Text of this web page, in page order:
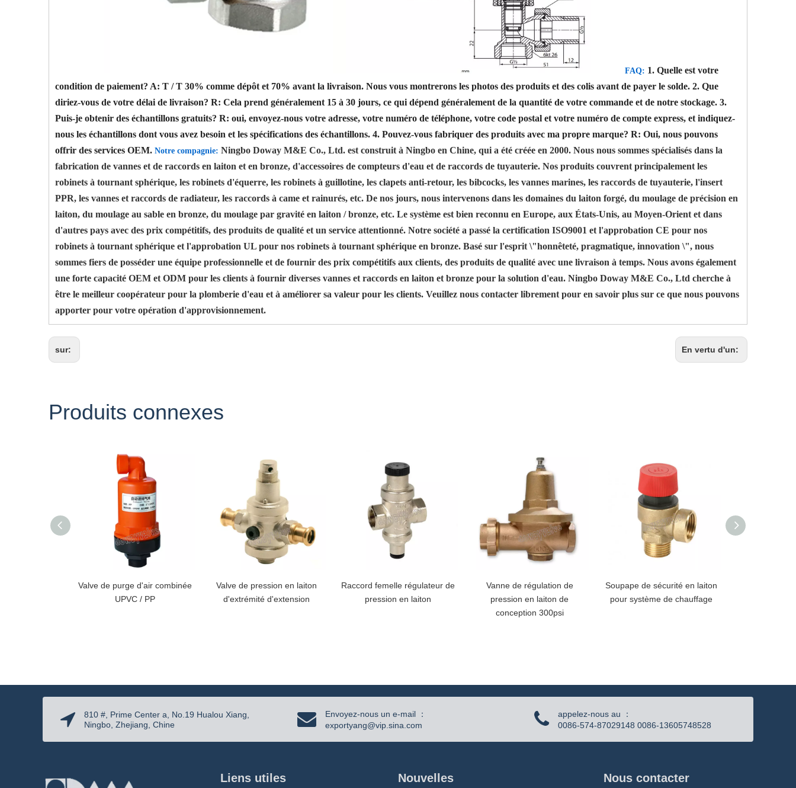
FAQ: 1. Quelle est votre
condition de paiement? A: T / T 30% comme dépôt et 70% avant la livraison. Nous vous montrerons les photos des produits et des colis avant de payer le solde. 2. Que
diriez-vous de votre délai de livraison? R: Cela prend généralement 15 à 30 jours, ce qui dépend généralement de la quantité de votre commande et de notre stockage. 3.
Puis-je obtenir des échantillons gratuits? R: oui, envoyez-nous votre adresse, votre numéro de téléphone, votre code postal et votre numéro de compte express, et indiquez-
nous les échantillons dont vous avez besoin et les spécifications des échantillons. 4. Pouvez-vous fabriquer des produits avec ma propre marque? R: Oui, nous pouvons
offrir des services OEM. Notre compagnie: Ningbo Doway M&E Co., Ltd. est construit à Ningbo en Chine, qui a été créée en 2000. Nous nous sommes spécialisés dans la
fabrication de vannes et de raccords en laiton et en bronze, d'accessoires de compteurs d'eau et de raccords de tuyauterie. Nos produits couvrent principalement les
robinets à tournant sphérique, les robinets d'équerre, les robinets à guillotine, les clapets anti-retour, les bibcocks, les vannes marines, les raccords de tuyauterie, l'insert
PPR, les vannes et raccords de radiateur, les raccords à came et rainurés, etc. De nos jours, nous intervenons dans les domaines du laiton forgé, du moulage de précision en
laiton, du moulage au sable en bronze, du moulage par gravité en laiton / bronze, etc. Le système est bien reconnu en Europe, aux États-Unis, au Moyen-Orient et dans
d'autres pays avec des prix compétitifs, des produits de qualité et un service attentionné. Notre société a passé la certification ISO9001 et l'approbation CE pour nos
robinets à tournant sphérique et l'approbation UL pour nos robinets à tournant sphérique en bronze. Basé sur l'esprit \"honnêteté, pragmatique, innovation \", nous
sommes fiers de posséder une équipe professionnelle et de fournir des prix compétitifs aux clients, des produits de qualité avec une livraison à temps. Nous avons également
une forte capacité OEM et ODM pour les clients à fournir diverses vannes et raccords en laiton et bronze pour la solution d'eau. Ningbo Doway M&E Co., Ltd cherche à
être le meilleur coopérateur pour la plomberie d'eau et à améliorer sa valeur pour les clients. Veuillez nous contacter librement pour en savoir plus sur ce que nous pouvons
apporter pour votre opération d'approvisionnement.
sur: En vertu d'un:
Produits connexes
Valve de purge d'air combinée
UPVC / PP
Valve de pression en laiton
d'extrémité d'extension
Raccord femelle régulateur de
pression en laiton
Vanne de régulation de
pression en laiton de
conception 300psi
Soupape de sécurité en laiton
pour système de chauffage
810 #, Prime Center a, No.19 Hualou Xiang,
Ningbo, Zhejiang, Chine
Envoyez-nous un e-mail ：
exportyang@vip.sina.com
appelez-nous au ：
0086-574-87029148 0086-13605748528
Liens utiles Nouvelles Nous contacter